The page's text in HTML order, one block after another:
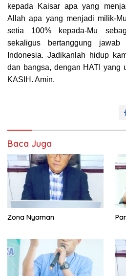
kepada Kaisar apa yang
Allah apa yang menjadi milik-
setia 100% kepada-Mu
sekaligus bertanggung
Indonesia. Jadikanlah hidup
dan bangsa, dengan HATI yang
KASIH. Amin.
Baca Juga
Zona Nyaman